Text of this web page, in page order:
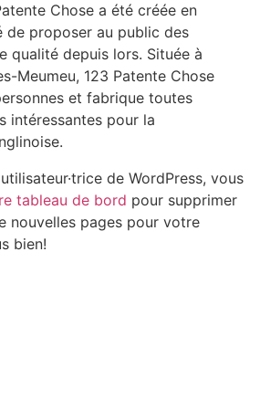
Chose a été créée en
de proposer au public des
qualité depuis lors. Située à
Meumeu, 123 Patente Chose
et fabrique toutes
intéressantes pour la
de WordPress, vous
tableau de bord pour supprimer
nouvelles pages pour votre
bien!